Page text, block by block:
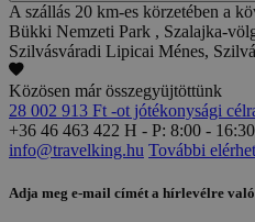
A szállás 20 km-es körzetében a
Bükki Nemzeti Park , Szalajka-
Szilvásváradi Lipicai Ménes,
Közösen már összegyüjtöttünk
28 002 913 Ft -ot jótékonysági
+36 46 463 422 H - P: 8:00 - 16:30
info@travelking.hu További
Adja meg e-mail címét a hírlevélre